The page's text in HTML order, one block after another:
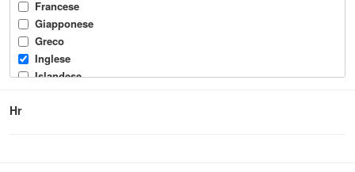
Francese
Giapponese
Greco
Inglese
Islandese
Hr